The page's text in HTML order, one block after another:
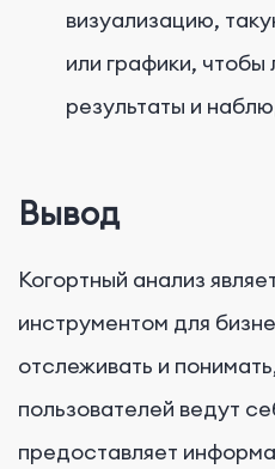
визуализацию,
или графики,
результаты и
Вывод
Когортный анализ
инструментом для
отслеживать и
пользователей ведут
предоставляет